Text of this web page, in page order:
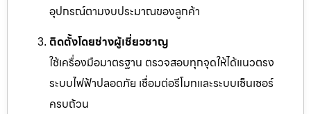
อุปกรณ์ตามงบประมาณของลูกค้า
ติดตั้งโดยช่างผู้เชี่ยวชาญ
ใช้เครื่องมือมาตรฐาน ตรวจสอบทุกจุดให้ได้แนวตรง
ระบบไฟฟ้าปลอดภัย เชื่อมต่อรีโมทและระบบเซ็นเซอร์
ครบถ้วน